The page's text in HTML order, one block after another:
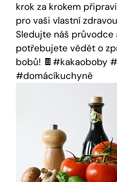
krok‌ za krokem
pro vaši vlastní
Sledujte náš průvodce
potřebujete vědět‌ o
bobů!‍ 🍫#kakaoboby
#domácíkuchyně